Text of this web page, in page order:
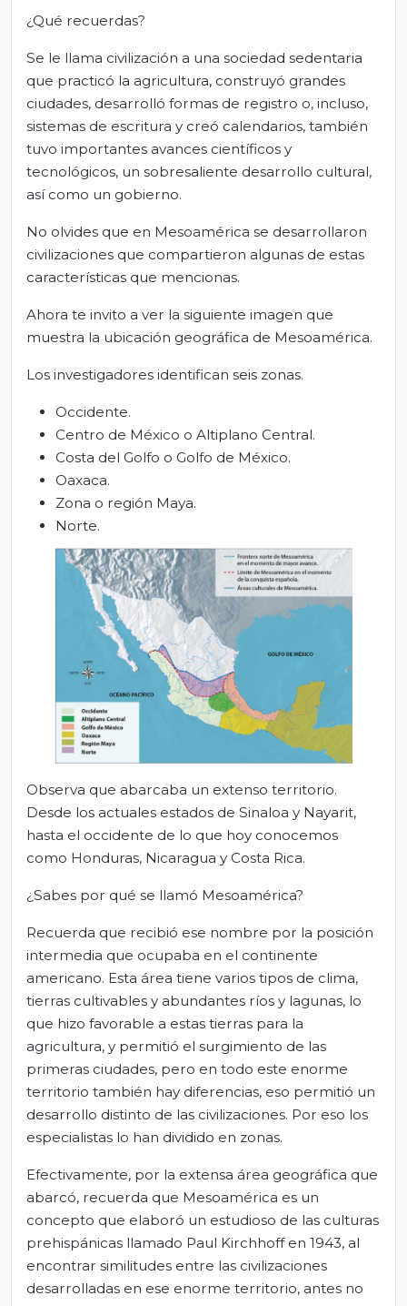
¿Qué recuerdas?
Se le llama civilización a una sociedad sedentaria
que practicó la agricultura, construyó grandes
ciudades, desarrolló formas de registro o, incluso,
sistemas de escritura y creó calendarios, también
tuvo importantes avances científicos y
tecnológicos, un sobresaliente desarrollo cultural,
así como un gobierno.
No olvides que en Mesoamérica se desarrollaron
civilizaciones que compartieron algunas de estas
características que mencionas.
Ahora te invito a ver la siguiente imagen que
muestra la ubicación geográfica de Mesoamérica.
Los investigadores identifican seis zonas.
Occidente.
Centro de México o Altiplano Central.
Costa del Golfo o Golfo de México.
Oaxaca.
Zona o región Maya.
Norte.
Observa que abarcaba un extenso territorio.
Desde los actuales estados de Sinaloa y Nayarit,
hasta el occidente de lo que hoy conocemos
como Honduras, Nicaragua y Costa Rica.
¿Sabes por qué se llamó Mesoamérica?
Recuerda que recibió ese nombre por la posición
intermedia que ocupaba en el continente
americano. Esta área tiene varios tipos de clima,
tierras cultivables y abundantes ríos y lagunas, lo
que hizo favorable a estas tierras para la
agricultura, y permitió el surgimiento de las
primeras ciudades, pero en todo este enorme
territorio también hay diferencias, eso permitió un
desarrollo distinto de las civilizaciones. Por eso los
especialistas lo han dividido en zonas.
Efectivamente, por la extensa área geográfica que
abarcó, recuerda que Mesoamérica es un
concepto que elaboró un estudioso de las culturas
prehispánicas llamado Paul Kirchhoff en 1943, al
encontrar similitudes entre las civilizaciones
desarrolladas en ese enorme territorio, antes no